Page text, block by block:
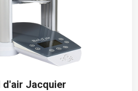
d'air Jacquier